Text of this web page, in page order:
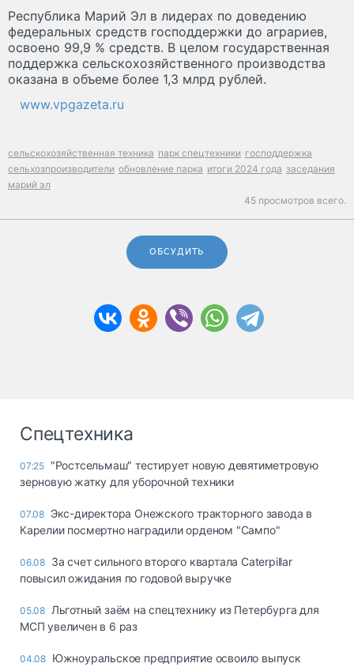
Республика Марий Эл в лидерах по доведению
федеральных средств господдержки до аграриев,
освоено 99,9 % средств. В целом государственная
поддержка сельскохозяйственного производства
оказана в объеме более 1,3 млрд рублей.
www.vpgazeta.ru
сельскохозяйственная техника парк спецтехники господдержка
сельхозпроизводители обновление парка итоги 2024 года заседания
марий эл
45 просмотров всего.
ОБСУДИТЬ
Спецтехника
07:25 "Ростсельмаш" тестирует новую девятиметровую
зерновую жатку для уборочной техники
07.08 Экс-директора Онежского тракторного завода в
Карелии посмертно наградили орденом "Сампо"
06.08 За счет сильного второго квартала Caterpillar
повысил ожидания по годовой выручке
05.08 Льготный заём на спецтехнику из Петербурга для
МСП увеличен в 6 раз
04.08 Южноуральское предприятие освоило выпуск